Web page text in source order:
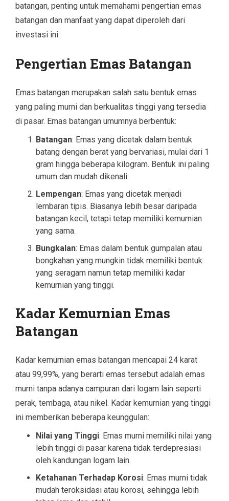
batangan, penting untuk memahami pengertian emas
batangan dan manfaat yang dapat diperoleh dari
investasi ini.
Pengertian Emas Batangan
Emas batangan merupakan salah satu bentuk emas
yang paling murni dan berkualitas tinggi yang tersedia
di pasar. Emas batangan umumnya berbentuk:
Batangan: Emas yang dicetak dalam bentuk
batang dengan berat yang bervariasi, mulai dari 1
gram hingga beberapa kilogram. Bentuk ini paling
umum dan mudah dikenali.
Lempengan: Emas yang dicetak menjadi
lembaran tipis. Biasanya lebih besar daripada
batangan kecil, tetapi tetap memiliki kemurnian
yang sama.
Bungkalan: Emas dalam bentuk gumpalan atau
bongkahan yang mungkin tidak memiliki bentuk
yang seragam namun tetap memiliki kadar
kemurnian yang tinggi.
Kadar Kemurnian Emas
Batangan
Kadar kemurnian emas batangan mencapai 24 karat
atau 99,99%, yang berarti emas tersebut adalah emas
murni tanpa adanya campuran dari logam lain seperti
perak, tembaga, atau nikel. Kadar kemurnian yang tinggi
ini memberikan beberapa keunggulan:
Nilai yang Tinggi: Emas murni memiliki nilai yang
lebih tinggi di pasar karena tidak terdepresiasi
oleh kandungan logam lain.
Ketahanan Terhadap Korosi: Emas murni tidak
mudah teroksidasi atau korosi, sehingga lebih